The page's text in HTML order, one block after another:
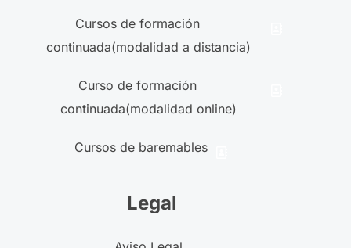
Cursos de formación
continuada(modalidad a distancia)
Curso de formación
continuada(modalidad online)
Cursos de baremables
Legal